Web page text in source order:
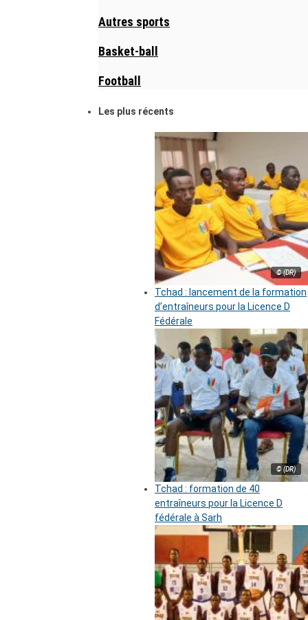
Autres sports
Basket-ball
Football
Les plus récents
© (DR)
Tchad : lancement de la formation
d’entraîneurs pour la Licence D
Fédérale
© (DR)
Tchad : formation de 40
entraîneurs pour la Licence D
fédérale à Sarh